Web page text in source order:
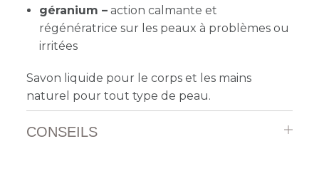
géranium – action calmante et
régénératrice sur les peaux à problèmes ou
irritées
Savon liquide pour le corps et les mains
naturel pour tout type de peau.
CONSEILS